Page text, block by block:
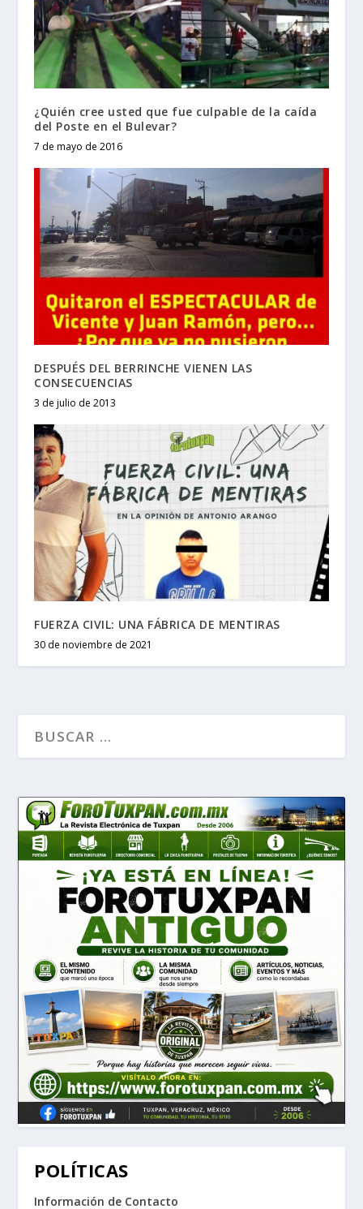
¿Quién cree usted que fue culpable de la caída
del Poste en el Bulevar?
7 de mayo de 2016
DESPUÉS DEL BERRINCHE VIENEN LAS
CONSECUENCIAS
3 de julio de 2013
FUERZA CIVIL: UNA FÁBRICA DE MENTIRAS
30 de noviembre de 2021
POLÍTICAS
Información de Contacto